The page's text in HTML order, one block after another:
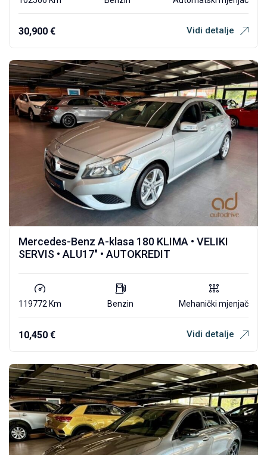
30,900 € Vidi detalje
Mercedes-Benz A-klasa 180 KLIMA • VELIKI
SERVIS • ALU17″ • AUTOKREDIT
119772 Km Benzin Mehanički mjenjač
10,450 € Vidi detalje